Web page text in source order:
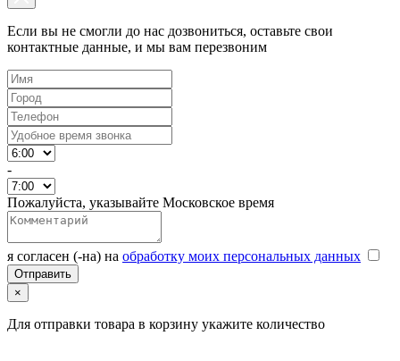
Если вы не смогли до нас дозвониться, оставьте свои
контактные данные, и мы вам перезвоним
-
Пожалуйста, указывайте Московское время
я согласен (-на) на обработку моих персональных данных
×
Для отправки товара в корзину укажите количество